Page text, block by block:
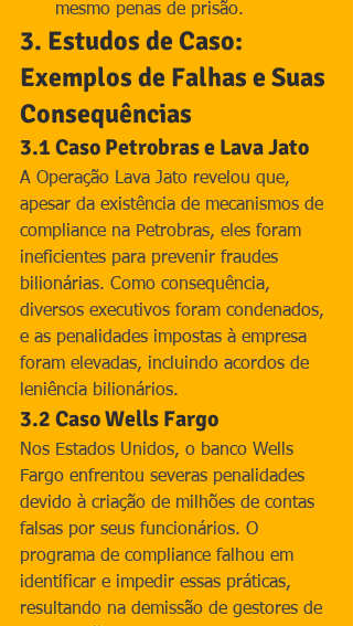
mesmo penas de prisão.
3. Estudos de Caso:
Exemplos de Falhas e Suas
Consequências
3.1 Caso Petrobras e Lava Jato
A Operação Lava Jato revelou que,
apesar da existência de mecanismos de
compliance na Petrobras, eles foram
ineficientes para prevenir fraudes
bilionárias. Como consequência,
diversos executivos foram condenados,
e as penalidades impostas à empresa
foram elevadas, incluindo acordos de
leniência bilionários.
3.2 Caso Wells Fargo
Nos Estados Unidos, o banco Wells
Fargo enfrentou severas penalidades
devido à criação de milhões de contas
falsas por seus funcionários. O
programa de compliance falhou em
identificar e impedir essas práticas,
resultando na demissão de gestores de